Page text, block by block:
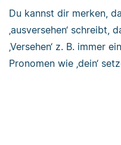
Du kannst dir merken,
‚ausversehen‘ schreibt,
‚Versehen‘ z. B. immer
Pronomen wie ‚dein‘